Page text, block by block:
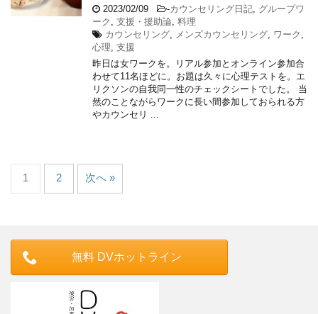
2023/02/09 -カウンセリング日記, グループワ
ーク , 支援・援助論, 料理
カウンセリング, メンズカウンセリング, ワーク ,
心理, 支援
昨日は女ワークを。リアル参加とオンライン参加合
わせて11名ほどに。お題は久々に心理テストを。エ
リクソンの自我同一性のチェックシートでした。 当
然のことながらワークに長い間参加しておられる方
やカウンセリ ...
1 2 次へ »
無料 DVホットライン